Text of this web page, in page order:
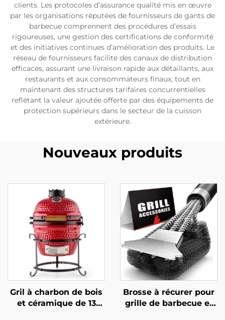
clients. Les protocoles d’assurance qualité mis en œuvre
par les organisations réputées de fournisseurs de gants de
barbecue comprennent des procédures d’essais
rigoureuses, une gestion des certifications de conformité
et des initiatives continues d’amélioration des produits. Le
réseau de fournisseurs facilite des canaux de distribution
efficaces, assurant une livraison rapide aux détaillants, aux
restaurants et aux consommateurs finaux, tout en
maintenant des structures tarifaires concurrentielles
reflétant la valeur ajoutée offerte par des équipements de
protection supérieurs dans le secteur de la cuisson
extérieure.
Nouveaux produits
Gril à charbon de bois
et céramique de 13
Brosse à récurer pour
grille de barbecue et